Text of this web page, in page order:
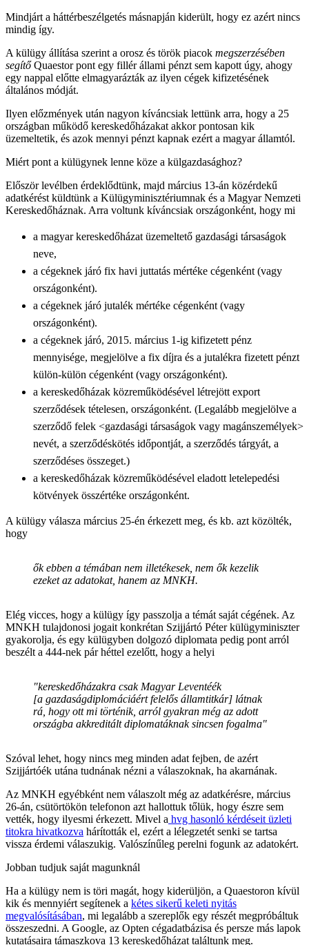
Mindjárt a háttérbeszélgetés másnapján kiderült, hogy ez azért nincs
mindig így.
A külügy állítása szerint a orosz és török piacok megszerzésében
segítőQuaestor pont egy fillér állami pénzt sem kapott úgy, ahogy
egy nappal előtte elmagyarázták az ilyen cégek kifizetésének
általános módját.
Ilyen előzmények után nagyon kíváncsiak lettünk arra, hogy a 25
országban működő kereskedőházakat akkor pontosan kik
üzemeltetik, és azok mennyi pénzt kapnak ezért a magyar államtól.
Miért pont a külügynek lenne köze a külgazdasághoz?
Először levélben érdeklődtünk, majd március 13-án közérdekű
adatkérést küldtünk a Külügyminisztériumnak és a Magyar Nemzeti
Kereskedőháznak. Arra voltunk kíváncsiak országonként, hogy mi
a magyar kereskedőházat üzemeltető gazdasági társaságok
neve,
a cégeknek járó fix havi juttatás mértéke cégenként (vagy
országonként).
a cégeknek járó jutalék mértéke cégenként (vagy
országonként).
a cégeknek járó, 2015. március 1-ig kifizetett pénz
mennyisége, megjelölve a fix díjra és a jutalékra fizetett pénzt
külön-külön cégenként (vagy országonként).
a kereskedőházak közreműködésével létrejött export
szerződések tételesen, országonként. (Legalább megjelölve a
szerződő felek <gazdasági társaságok vagy magánszemélyek>
nevét, a szerződéskötés időpontját, a szerződés tárgyát, a
szerződéses összeget.)
a kereskedőházak közreműködésével eladott letelepedési
kötvények összértéke országonként.
A külügy válasza március 25-én érkezett meg, és kb. azt közölték,
hogy
ők ebben a témában nem illetékesek, nem ők kezelik
ezeket az adatokat, hanem az MNKH.
Elég vicces, hogy a külügy így passzolja a témát saját cégének. Az
MNKH tulajdonosi jogait konkrétan Szijjártó Péter külügyminiszter
gyakorolja, és egy külügyben dolgozó diplomata pedig pont arról
beszélt a 444-nek pár héttel ezelőtt, hogy a helyi
"kereskedőházakra csak Magyar Leventéék
[a gazdaságdiplomáciáért felelős államtitkár] látnak
rá, hogy ott mi történik, arról gyakran még az adott
országba akkreditált diplomatáknak sincsen fogalma"
Szóval lehet, hogy nincs meg minden adat fejben, de azért
Szijjártóék utána tudnának nézni a válaszoknak, ha akarnának.
Az MNKH egyébként nem válaszolt még az adatkérésre, március
26-án, csütörtökön telefonon azt hallottuk tőlük, hogy észre sem
vették, hogy ilyesmi érkezett. Mivel a hvg hasonló kérdéseit üzleti
titokra hivatkozva hárították el, ezért a lélegzetét senki se tartsa
vissza érdemi válaszukig. Valószínűleg perelni fogunk az adatokért.
Jobban tudjuk saját magunknál
Ha a külügy nem is töri magát, hogy kiderüljön, a Quaestoron kívül
kik és mennyiért segítenek a kétes sikerű keleti nyitás
megvalósításában, mi legalább a szereplők egy részét megpróbáltuk
összeszedni. A Google, az Opten cégadatbázisa és persze más lapok
kutatásaira támaszkova 13 kereskedőházat találtunk meg.